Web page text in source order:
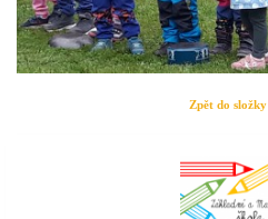
Zpět do složky